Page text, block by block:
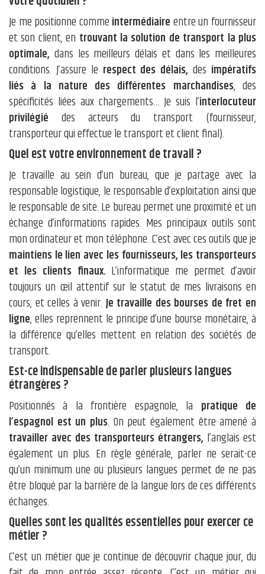
Je me positionne comme intermédiaire entre un fournisseur
et son client, en trouvant la solution de transport la plus
optimale, dans les meilleurs délais et dans les meilleures
conditions. J’assure le respect des délais, des impératifs
liés à la nature des différentes marchandises, des
spécificités liées aux chargements… Je suis l’interlocuteur
privilégié des acteurs du transport (fournisseur,
transporteur qui effectue le transport et client final).
Quel est votre environnement de travail ?
Je travaille au sein d’un bureau, que je partage avec la
responsable logistique, le responsable d’exploitation ainsi que
le responsable de site. Le bureau permet une proximité et un
échange d’informations rapides. Mes principaux outils sont
mon ordinateur et mon téléphone. C’est avec ces outils que je
maintiens le lien avec les fournisseurs, les transporteurs
et les clients finaux.L’informatique me permet d’avoir
toujours un œil attentif sur le statut de mes livraisons en
cours, et celles à venir.Je travaille des bourses de fret en
ligne, elles reprennent le principe d’une bourse monétaire, à
la différence qu’elles mettent en relation des sociétés de
transport.
Est-ce indispensable de parler plusieurs langues
étrangères ?
Positionnés à la frontière espagnole, la pratique de
l’espagnol est un plus. On peut également être amené à
travailler avec des transporteurs étrangers, l’anglais est
également un plus. En règle générale, parler ne serait-ce
qu’un minimum une ou plusieurs langues permet de ne pas
être bloqué par la barrière de la langue lors de ces différents
échanges.
Quelles sont les qualités essentielles pour exercer ce
métier ?
C’est un métier que je continue de découvrir chaque jour, du